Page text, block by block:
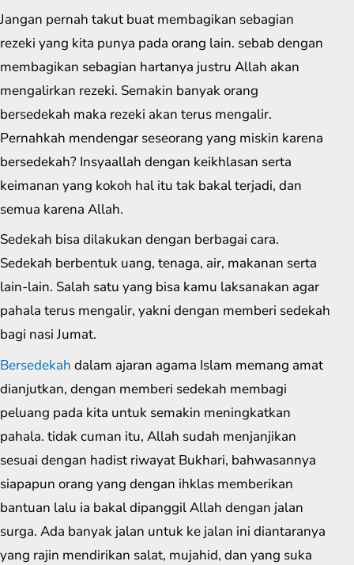
Jangan pernah takut buat membagikan sebagian
rezeki yang kita punya pada orang lain. sebab dengan
membagikan sebagian hartanya justru Allah akan
mengalirkan rezeki. Semakin banyak orang
bersedekah maka rezeki akan terus mengalir.
Pernahkah mendengar seseorang yang miskin karena
bersedekah? Insyaallah dengan keikhlasan serta
keimanan yang kokoh hal itu tak bakal terjadi, dan
semua karena Allah.
Sedekah bisa dilakukan dengan berbagai cara.
Sedekah berbentuk uang, tenaga, air, makanan serta
lain-lain. Salah satu yang bisa kamu laksanakan agar
pahala terus mengalir, yakni dengan memberi sedekah
bagi nasi Jumat.
Bersedekah dalam ajaran agama Islam memang amat
dianjutkan, dengan memberi sedekah membagi
peluang pada kita untuk semakin meningkatkan
pahala. tidak cuman itu, Allah sudah menjanjikan
sesuai dengan hadist riwayat Bukhari, bahwasannya
siapapun orang yang dengan ihklas memberikan
bantuan lalu ia bakal dipanggil Allah dengan jalan
surga. Ada banyak jalan untuk ke jalan ini diantaranya
yang rajin mendirikan salat, mujahid, dan yang suka